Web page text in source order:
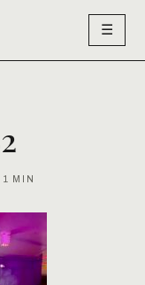
☰
MIN